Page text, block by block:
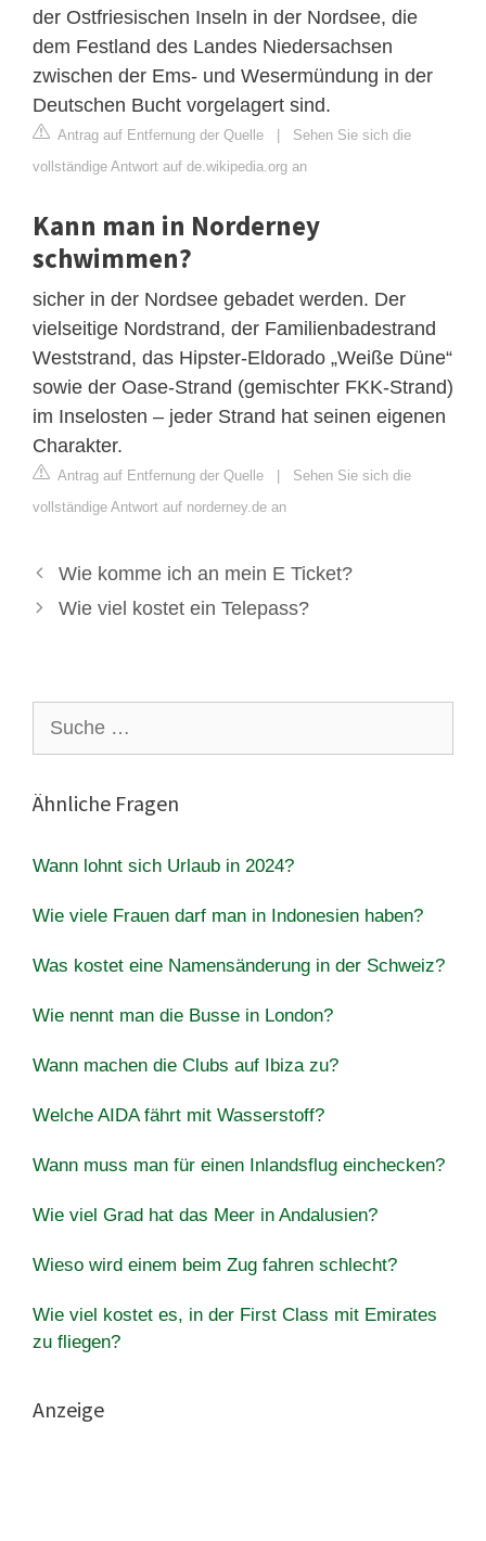
der Ostfriesischen Inseln in der Nordsee, die
dem Festland des Landes Niedersachsen
zwischen der Ems- und Wesermündung in der
Deutschen Bucht vorgelagert sind.
Antrag auf Entfernung der Quelle | Sehen Sie sich die
vollständige Antwort auf de.wikipedia.org an
Kann man in Norderney
schwimmen?
sicher in der Nordsee gebadet werden. Der
vielseitige Nordstrand, der Familienbadestrand
Weststrand, das Hipster-Eldorado „Weiße Düne“
sowie der Oase-Strand (gemischter FKK-Strand)
im Inselosten – jeder Strand hat seinen eigenen
Charakter.
Antrag auf Entfernung der Quelle | Sehen Sie sich die
vollständige Antwort auf norderney.de an
Wie komme ich an mein E Ticket?
Wie viel kostet ein Telepass?
nach:
Ähnliche Fragen
Wann lohnt sich Urlaub in 2024?
Wie viele Frauen darf man in Indonesien haben?
Was kostet eine Namensänderung in der Schweiz?
Wie nennt man die Busse in London?
Wann machen die Clubs auf Ibiza zu?
Welche AIDA fährt mit Wasserstoff?
Wann muss man für einen Inlandsflug einchecken?
Wie viel Grad hat das Meer in Andalusien?
Wieso wird einem beim Zug fahren schlecht?
Wie viel kostet es, in der First Class mit Emirates
zu fliegen?
Anzeige